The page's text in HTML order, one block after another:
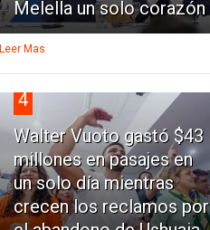
Melella un solo corazón
Leer Mas
4
Walter Vuoto gastó $43
millones en pasajes en
un solo día mientras
crecen los reclamos por